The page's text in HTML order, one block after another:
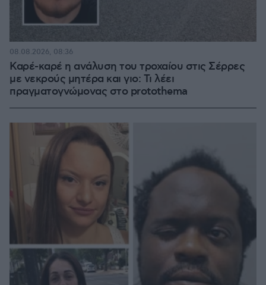
Καρέ-καρέ η ανάλυση του τροχαίου στις Σέρρες
με νεκρούς μητέρα και γιο: Τι λέει
πραγματογνώμονας στο protothema
08.08.2026, 08:36